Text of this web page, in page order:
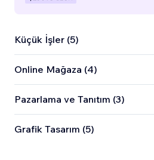
Küçük İşler (5)
Online Mağaza (4)
Pazarlama ve Tanıtım (3)
Grafik Tasarım (5)